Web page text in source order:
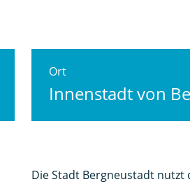
Ort
Innenstadt von
Die Stadt Bergneustadt nutzt